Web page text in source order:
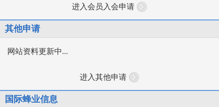
进入会员入会申请
其他申请
网站资料更新中...
进入其他申请
国际蜂业信息